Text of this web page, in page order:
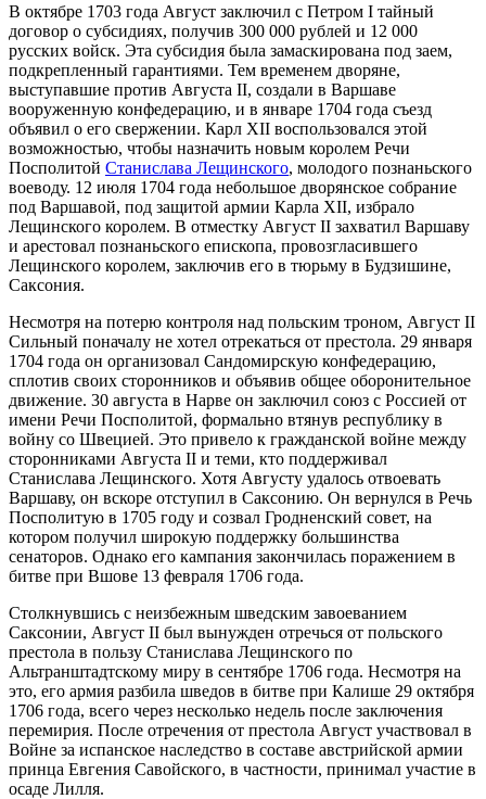
В октябре 1703 года Август заключил с Петром I тайный
договор о субсидиях, получив 300 000 рублей и 12 000
русских войск. Эта субсидия была замаскирована под заем,
подкрепленный гарантиями. Тем временем дворяне,
выступавшие против Августа II, создали в Варшаве
вооруженную конфедерацию, и в январе 1704 года съезд
объявил о его свержении. Карл XII воспользовался этой
возможностью, чтобы назначить новым королем Речи
Посполитой Станислава Лещинского, молодого познаньского
воеводу. 12 июля 1704 года небольшое дворянское собрание
под Варшавой, под защитой армии Карла XII, избрало
Лещинского королем. В отместку Август II захватил Варшаву
и арестовал познаньского епископа, провозгласившего
Лещинского королем, заключив его в тюрьму в Будзишине,
Саксония.
Несмотря на потерю контроля над польским троном, Август II
Сильный поначалу не хотел отрекаться от престола. 29 января
1704 года он организовал Сандомирскую конфедерацию,
сплотив своих сторонников и объявив общее оборонительное
движение. 30 августа в Нарве он заключил союз с Россией от
имени Речи Посполитой, формально втянув республику в
войну со Швецией. Это привело к гражданской войне между
сторонниками Августа II и теми, кто поддерживал
Станислава Лещинского. Хотя Августу удалось отвоевать
Варшаву, он вскоре отступил в Саксонию. Он вернулся в Речь
Посполитую в 1705 году и созвал Гродненский совет, на
котором получил широкую поддержку большинства
сенаторов. Однако его кампания закончилась поражением в
битве при Вшове 13 февраля 1706 года.
Столкнувшись с неизбежным шведским завоеванием
Саксонии, Август II был вынужден отречься от польского
престола в пользу Станислава Лещинского по
Альтранштадтскому миру в сентябре 1706 года. Несмотря на
это, его армия разбила шведов в битве при Калише 29 октября
1706 года, всего через несколько недель после заключения
перемирия. После отречения от престола Август участвовал в
Войне за испанское наследство в составе австрийской армии
принца Евгения Савойского, в частности, принимал участие в
осаде Лилля.